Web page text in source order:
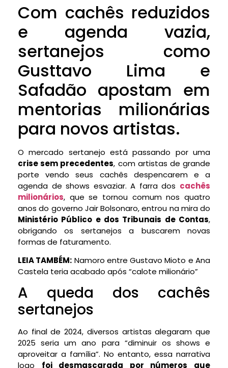
Com cachês reduzidos
e agenda vazia,
sertanejos como
Gusttavo Lima e
Safadão apostam em
mentorias milionárias
para novos artistas.
O mercado sertanejo está passando por uma
crise sem precedentes, com artistas de grande
porte vendo seus cachês despencarem e a
agenda de shows esvaziar. A farra dos cachês
milionários, que se tornou comum nos quatro
anos do governo Jair Bolsonaro, entrou na mira do
Ministério Público e dos Tribunais de Contas,
obrigando os sertanejos a buscarem novas
formas de faturamento.
LEIA TAMBÉM: Namoro entre Gustavo Mioto e Ana
Castela teria acabado após “calote milionário”
A queda dos cachês
sertanejos
Ao final de 2024, diversos artistas alegaram que
2025 seria um ano para “diminuir os shows e
aproveitar a família”. No entanto, essa narrativa
logo foi desmascarada por números que